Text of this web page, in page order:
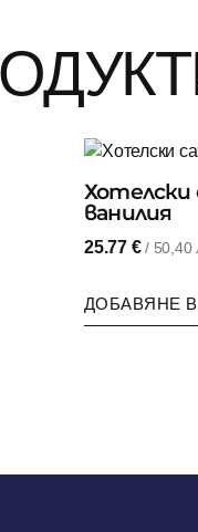
Хотелски
ванилия
25.77 €/ 50,40
ДОБАВЯНЕ